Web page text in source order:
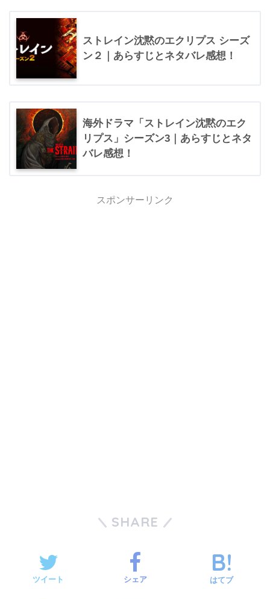
ストレイン沈黙のエクリプス シーズ
ン２｜あらすじとネタバレ感想！
海外ドラマ「ストレイン沈黙のエク
リプス」シーズン3｜あらすじとネタ
バレ感想！
スポンサーリンク
SHARE
ツイート シェア はてブ